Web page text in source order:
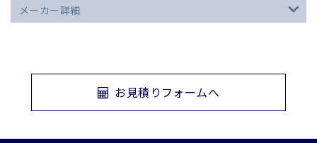
メーカー詳細
お見積りフォームへ